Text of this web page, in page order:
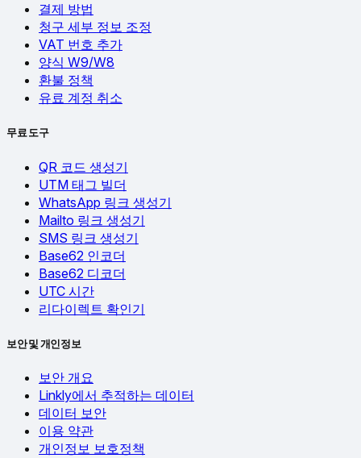
결제 방법
청구 세부 정보 조정
VAT 번호 추가
양식 W9/W8
환불 정책
유료 계정 취소
무료 도구
QR 코드 생성기
UTM 태그 빌더
WhatsApp 링크 생성기
Mailto 링크 생성기
SMS 링크 생성기
Base62 인코더
Base62 디코더
UTC 시간
리다이렉트 확인기
보안 및 개인정보
보안 개요
Linkly에서 추적하는 데이터
데이터 보안
이용 약관
개인정보 보호정책